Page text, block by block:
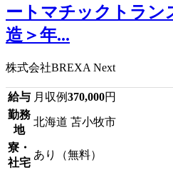
ートマチックトラン
造＞年...
株式会社BREXA Next
給与 月収例370,000円
勤務
地
北海道 苫小牧市
寮・
社宅
あり（無料）